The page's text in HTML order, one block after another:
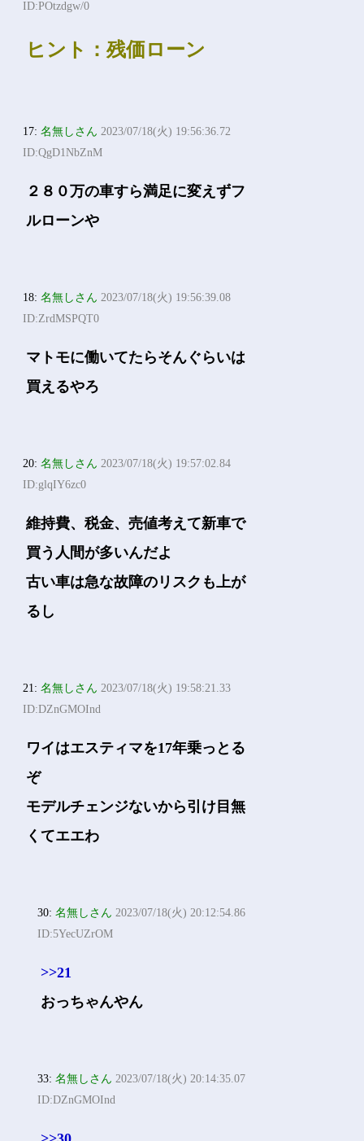
ID:POtzdgw/0
ヒント：残価ローン
17:名無しさん 2023/07/18(火) 19:56:36.72
ID:QgD1NbZnM
２８０万の車すら満足に変えずフ
ルローンや
18:名無しさん 2023/07/18(火) 19:56:39.08
ID:ZrdMSPQT0
マトモに働いてたらそんぐらいは
買えるやろ
20:名無しさん 2023/07/18(火) 19:57:02.84
ID:glqIY6zc0
維持費、税金、売値考えて新車で
買う人間が多いんだよ
古い車は急な故障のリスクも上が
るし
21:名無しさん 2023/07/18(火) 19:58:21.33
ID:DZnGMOInd
ワイはエスティマを17年乗っとる
ぞ
モデルチェンジないから引け目無
くてエエわ
30:名無しさん 2023/07/18(火) 20:12:54.86
ID:5YecUZrOM
>>21
おっちゃんやん
33:名無しさん 2023/07/18(火) 20:14:35.07
ID:DZnGMOInd